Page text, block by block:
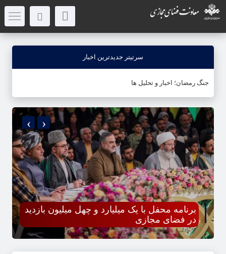
سرتیتر جدیدترین اخبار
جنگ رمضان؛ اخبار و تحلیل ها
برنامه محفل با یک میلیارد و چهل میلیون بازدید
در فضای مجازی
‹ ›